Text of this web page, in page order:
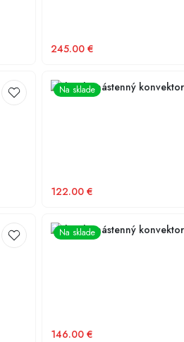
245.00 €
Na sklade
Elektrický nástenný
122.00 €
Na sklade
Elektrický nástenný
146.00 €